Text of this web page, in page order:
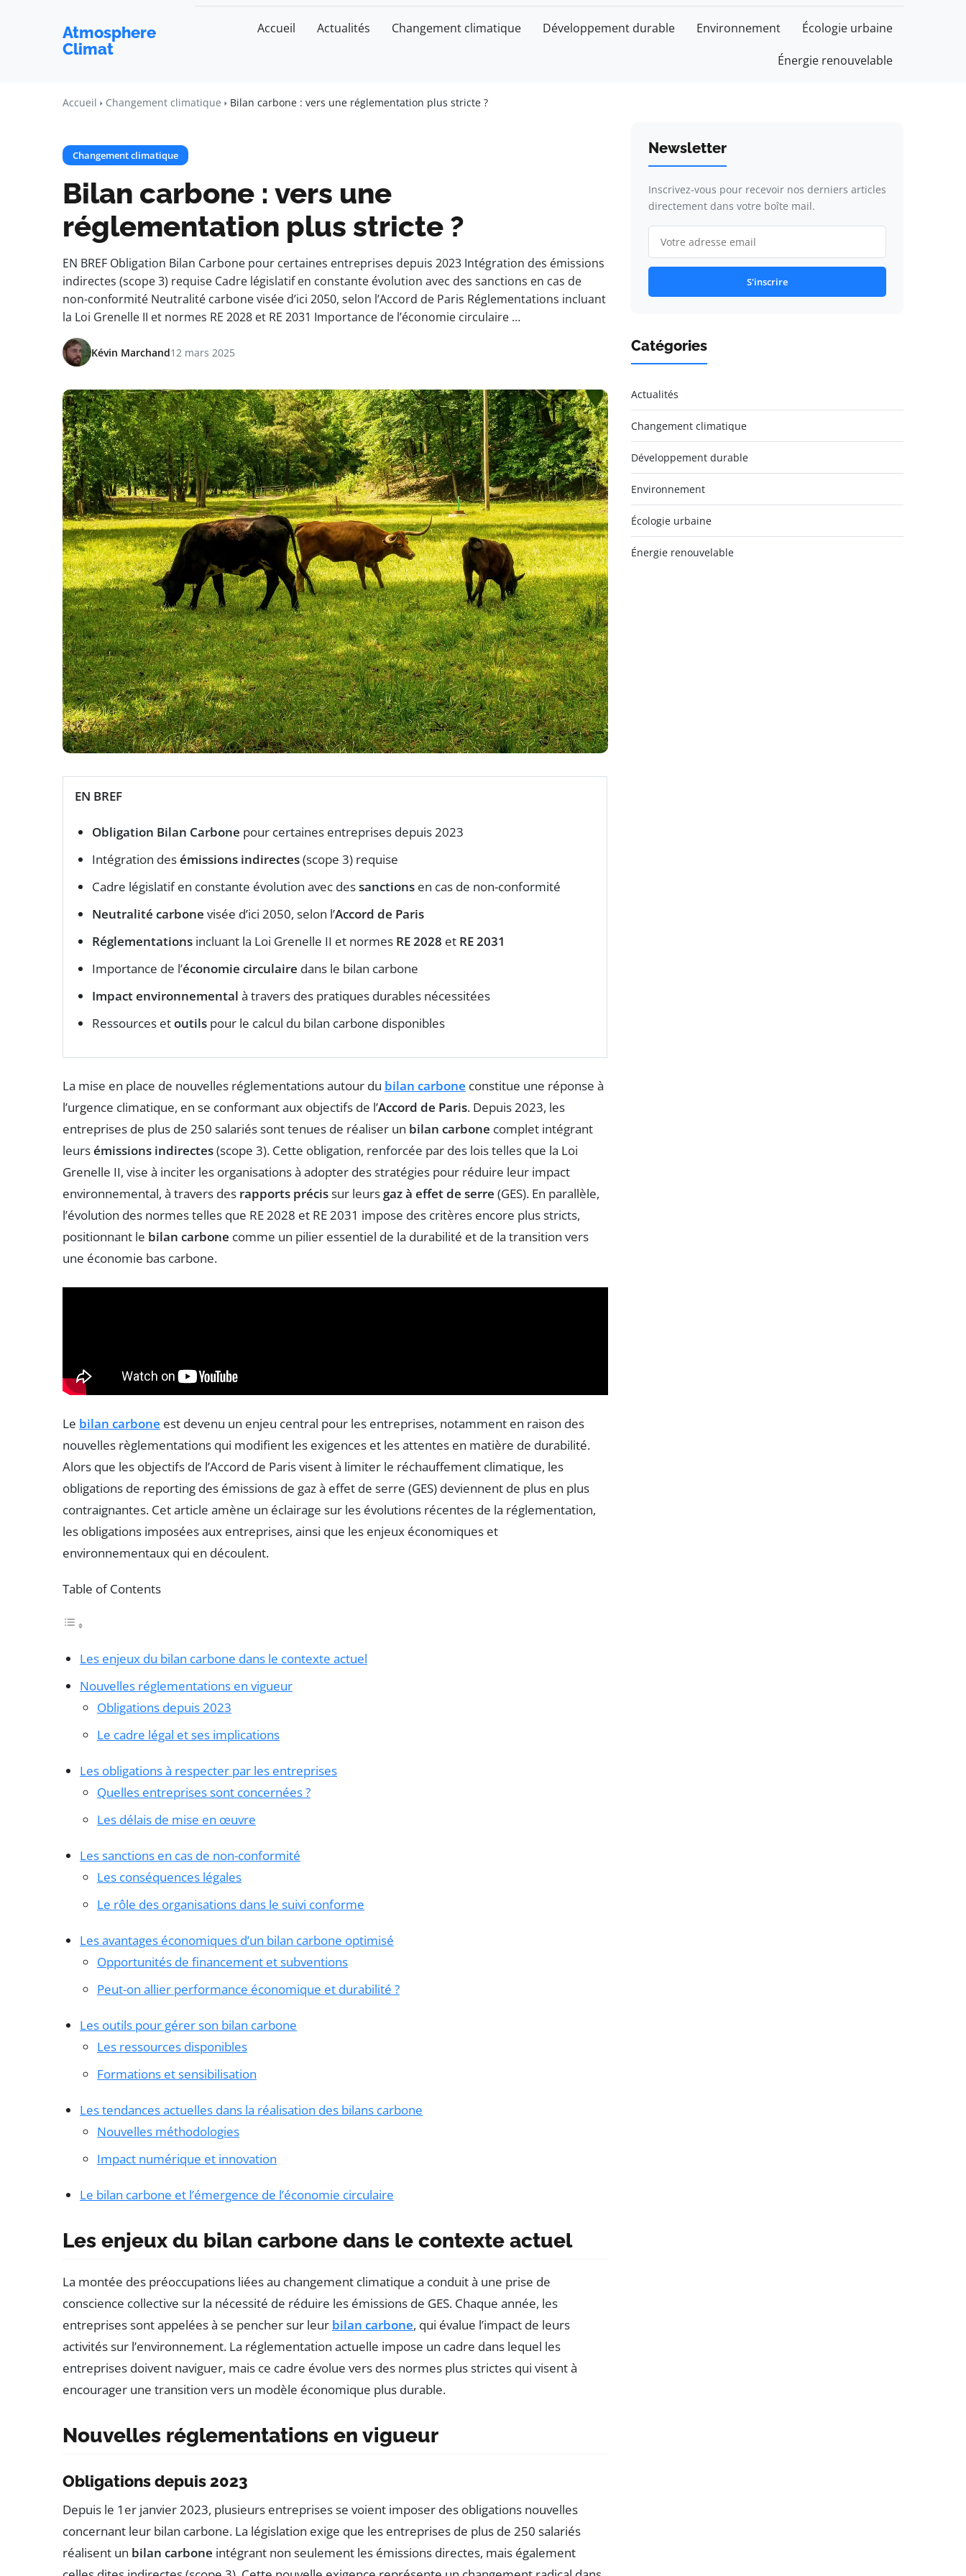
Atmosphere
Climat
Accueil Actualités Changement climatique Développement durable Environnement Écologie urbaine
Énergie renouvelable
Accueil Changement climatique Bilan carbone : vers une réglementation plus stricte ?
Changement climatique
Bilan carbone : vers une
réglementation plus stricte ?
EN BREF Obligation Bilan Carbone pour certaines entreprises depuis 2023 Intégration des émissions
indirectes (scope 3) requise Cadre législatif en constante évolution avec des sanctions en cas de
non-conformité Neutralité carbone visée d’ici 2050, selon l’Accord de Paris Réglementations incluant
la Loi Grenelle II et normes RE 2028 et RE 2031 Importance de l’économie circulaire …
Kévin Marchand12 mars 2025
EN BREF
Obligation Bilan Carbone pour certaines entreprises depuis 2023
Intégration desémissions indirectes(scope 3) requise
Cadre législatif en constante évolution avec dessanctions en cas de non-conformité
Neutralité carbone visée d’ici 2050, selon l’Accord de Paris
Réglementations incluant la Loi Grenelle II et normes RE 2028 et RE 2031
Importance de l’économie circulaire dans le bilan carbone
Impact environnemental à travers des pratiques durables nécessitées
Ressources etoutils pour le calcul du bilan carbone disponibles
La mise en place de nouvelles réglementations autour du bilan carbone constitue une réponse à
l’urgence climatique, en se conformant aux objectifs de l’Accord de Paris. Depuis 2023, les
entreprises de plus de 250 salariés sont tenues de réaliser un bilan carbone complet intégrant
leursémissions indirectes(scope 3). Cette obligation, renforcée par des lois telles que la Loi
Grenelle II, vise à inciter les organisations à adopter des stratégies pour réduire leur impact
environnemental, à travers des rapports précissur leurs gaz à effet de serre (GES). En parallèle,
l’évolution des normes telles que RE 2028 et RE 2031 impose des critères encore plus stricts,
positionnant le bilan carbone comme un pilier essentiel de la durabilité et de la transition vers
une économie bas carbone.
Le bilan carbone est devenu un enjeu central pour les entreprises, notamment en raison des
nouvelles règlementations qui modifient les exigences et les attentes en matière de durabilité.
Alors que les objectifs de l’Accord de Paris visent à limiter le réchauffement climatique, les
obligations de reporting des émissions de gaz à effet de serre (GES) deviennent de plus en plus
contraignantes. Cet article amène un éclairage sur les évolutions récentes de la réglementation,
les obligations imposées aux entreprises, ainsi que les enjeux économiques et
environnementaux qui en découlent.
Table of Contents
Les enjeux du bilan carbone dans le contexte actuel
Nouvelles réglementations en vigueur
Obligations depuis 2023
Le cadre légal et ses implications
Les obligations à respecter par les entreprises
Quelles entreprises sont concernées ?
Les délais de mise en œuvre
Les sanctions en cas de non-conformité
Les conséquences légales
Le rôle des organisations dans le suivi conforme
Les avantages économiques d’un bilan carbone optimisé
Opportunités de financement et subventions
Peut-on allier performance économique et durabilité ?
Les outils pour gérer son bilan carbone
Les ressources disponibles
Formations et sensibilisation
Les tendances actuelles dans la réalisation des bilans carbone
Nouvelles méthodologies
Impact numérique et innovation
Le bilan carbone et l’émergence de l’économie circulaire
Les enjeux du bilan carbone dans le contexte actuel
La montée des préoccupations liées au changement climatique a conduit à une prise de
conscience collective sur la nécessité de réduire les émissions de GES. Chaque année, les
entreprises sont appelées à se pencher sur leur bilan carbone, qui évalue l’impact de leurs
activités sur l’environnement. La réglementation actuelle impose un cadre dans lequel les
entreprises doivent naviguer, mais ce cadre évolue vers des normes plus strictes qui visent à
encourager une transition vers un modèle économique plus durable.
Nouvelles réglementations en vigueur
Obligations depuis 2023
Depuis le 1er janvier 2023, plusieurs entreprises se voient imposer des obligations nouvelles
concernant leur bilan carbone. La législation exige que les entreprises de plus de 250 salariés
réalisent un bilan carbone intégrant non seulement les émissions directes, mais également
Newsletter
Inscrivez-vous pour recevoir nos derniers articles
directement dans votre boîte mail.
S'inscrire
Catégories
Actualités
Changement climatique
Développement durable
Environnement
Écologie urbaine
Énergie renouvelable